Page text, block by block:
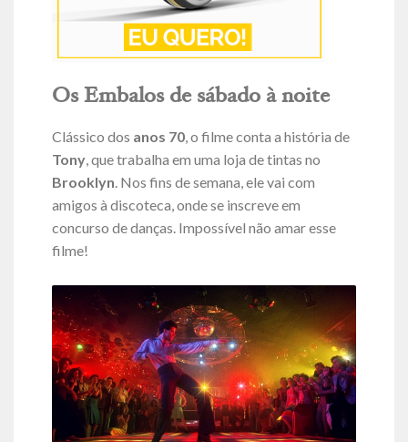
Os Embalos de sábado à noite
Clássico dos anos 70,o filme conta a história de
Tony, que trabalha em uma loja de tintas no
Brooklyn. Nos fins de semana, ele vai com
amigos à discoteca, onde se inscreve em
concurso de danças. Impossível não amar esse
filme!